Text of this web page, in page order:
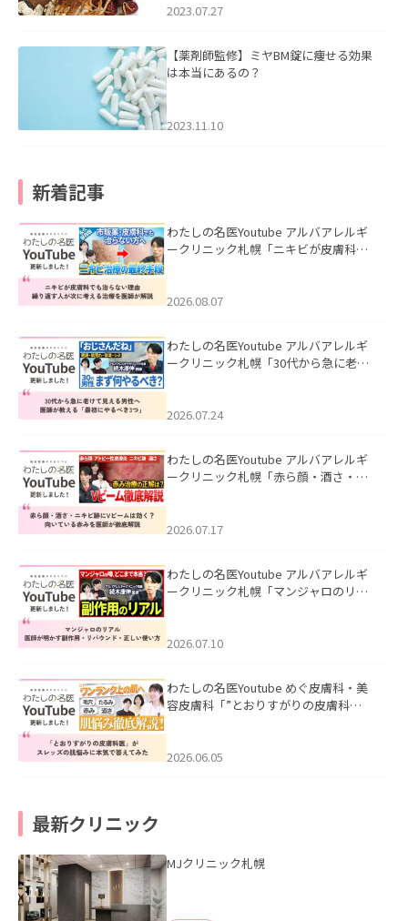
2023.07.27
【薬剤師監修】ミヤBM錠に痩せる効果
は本当にあるの？
2023.11.10
新着記事
わたしの名医Youtube アルバアレルギ
ークリニック札幌「ニキビが皮膚科で
ました。
2026.08.07
わたしの名医Youtube アルバアレルギ
ークリニック札幌「30代から急に老け
た。
2026.07.24
わたしの名医Youtube アルバアレルギ
ークリニック札幌「赤ら顔・酒さ・ニ
した。
2026.07.17
わたしの名医Youtube アルバアレルギ
ークリニック札幌「マンジャロのリア
た。
2026.07.10
わたしの名医Youtube めぐ皮膚科・美
容皮膚科「”とおりすがりの皮膚科
2026.06.05
最新クリニック
MJクリニック札幌